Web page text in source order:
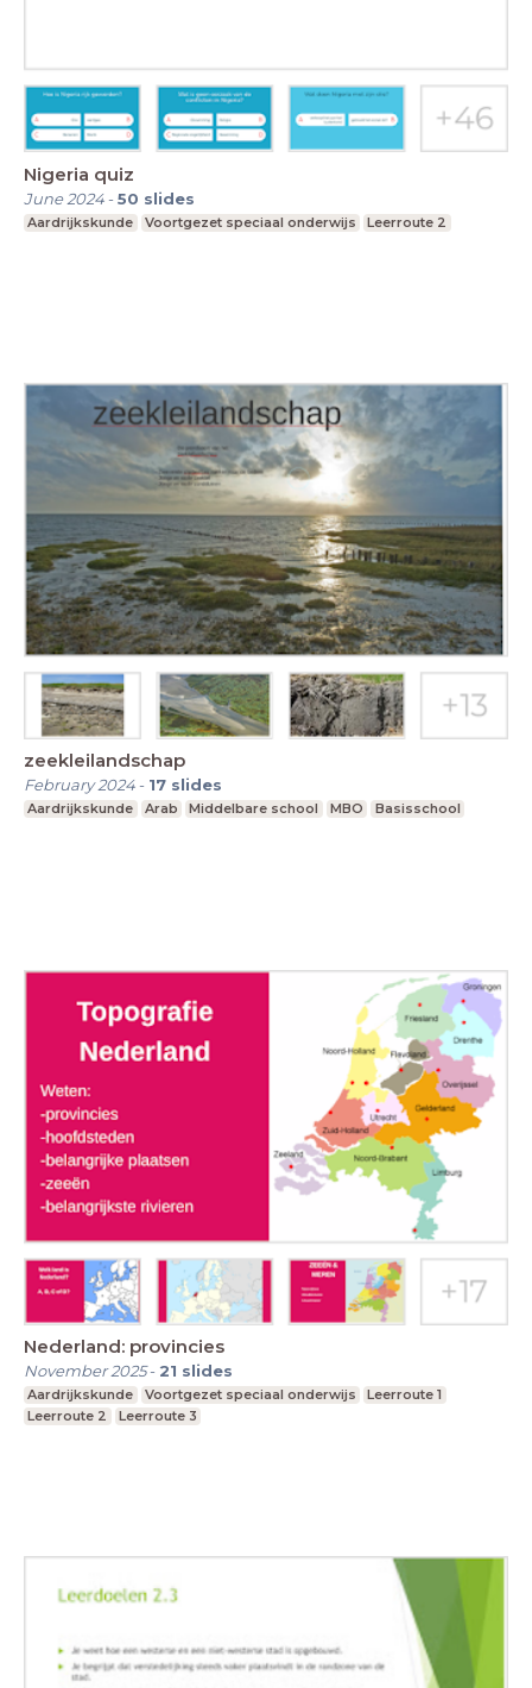
Nigeria quiz
June 2024-50 slides
Aardrijkskunde Voortgezet speciaal onderwijs Leerroute 2
zeekleilandschap
February 2024- 17 slides
Aardrijkskunde Arab Middelbare school MBO Basisschool
Nederland: provincies
November 2025- 21 slides
Aardrijkskunde Voortgezet speciaal onderwijs
Leerroute 1
Leerroute 2
Leerroute 3